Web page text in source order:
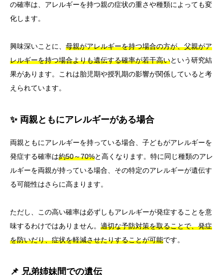
の確率は、アレルギーを持つ親の症状の重さや種類によっても変
化します。
興味深いことに、 母親がアレルギーを持つ場合の方が、父親がア
レルギーを持つ場合よりも遺伝する確率が若干高いという研究結
果があります。これは胎児期や授乳期の影響が関係していると考
えられています。
✨ 両親ともにアレルギーがある場合
両親ともにアレルギーを持っている場合、子どもがアレルギーを
発症する確率は約50～70%と高くなります。特に同じ種類のアレ
ルギーを両親が持っている場合、その特定のアレルギーが遺伝す
る可能性はさらに高まります。
ただし、この高い確率は必ずしもアレルギーが発症することを意
味するわけではありません。 適切な予防対策を取ることで、発症
を防いだり、症状を軽減させたりすることが可能です。
📌 兄弟姉妹間での遺伝